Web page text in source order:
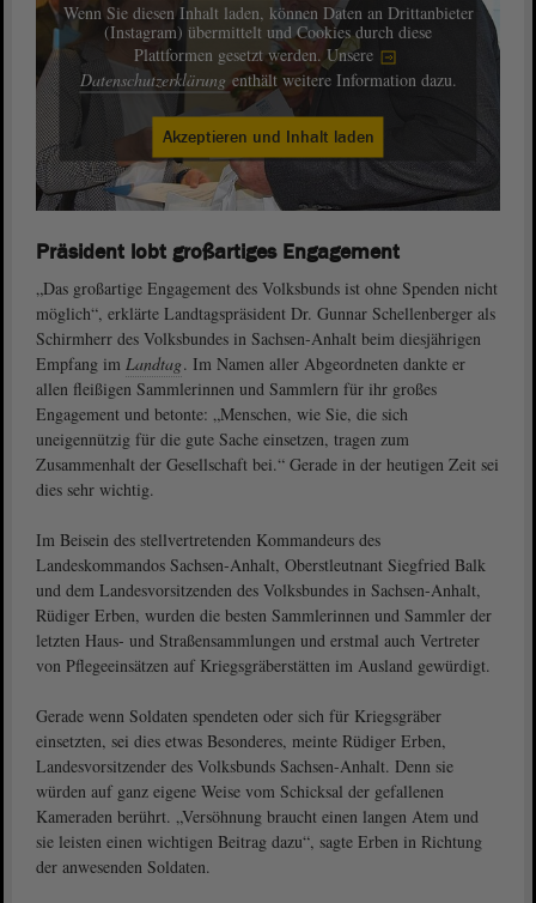
Wenn Sie diesen Inhalt laden, können Daten an Drittanbieter
(Instagram) übermittelt und Cookies durch diese
Plattformen gesetzt werden. Unsere
Datenschutzerklärung enthält weitere Information dazu.
Akzeptieren und Inhalt laden
Präsident lobt großartiges Engagement
„Das großartige Engagement des Volksbunds ist ohne Spenden nicht
möglich“, erklärte Landtagspräsident Dr. Gunnar Schellenberger als
Schirmherr des Volksbundes in Sachsen‐Anhalt beim diesjährigen
Empfang im Landtag. Im Namen aller Abgeordneten dankte er
allen fleißigen Sammlerinnen und Sammlern für ihr großes
Engagement und betonte: „Menschen, wie Sie, die sich
uneigennützig für die gute Sache einsetzen, tragen zum
Zusammenhalt der Gesellschaft bei.“ Gerade in der heutigen Zeit sei
dies sehr wichtig.
Im Beisein des stellvertretenden Kommandeurs des
Landeskommandos Sachsen‐Anhalt, Oberstleutnant Siegfried Balk
und dem Landesvorsitzenden des Volksbundes in Sachsen‐Anhalt,
Rüdiger Erben, wurden die besten Sammlerinnen und Sammler der
letzten Haus- und Straßensammlungen und erstmal auch Vertreter
von Pflegeeinsätzen auf Kriegsgräberstätten im Ausland gewürdigt.
Gerade wenn Soldaten spendeten oder sich für Kriegsgräber
einsetzten, sei dies etwas Besonderes, meinte Rüdiger Erben,
Landesvorsitzender des Volksbunds Sachsen-Anhalt. Denn sie
würden auf ganz eigene Weise vom Schicksal der gefallenen
Kameraden berührt. „Versöhnung braucht einen langen Atem und
sie leisten einen wichtigen Beitrag dazu“, sagte Erben in Richtung
der anwesenden Soldaten.